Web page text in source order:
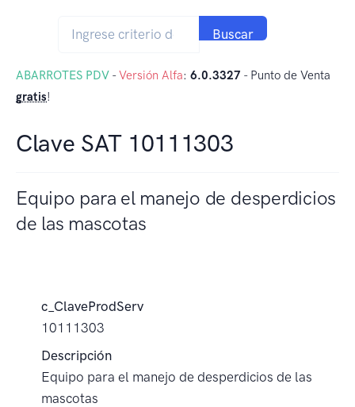
Buscar
ABARROTES PDV -Versión Alfa: 6.0.3327 - Punto de Venta
gratis!
Clave SAT 10111303
Equipo para el manejo de desperdicios
de las mascotas
c_ClaveProdServ
10111303
Descripción
Equipo para el manejo de desperdicios de las
mascotas